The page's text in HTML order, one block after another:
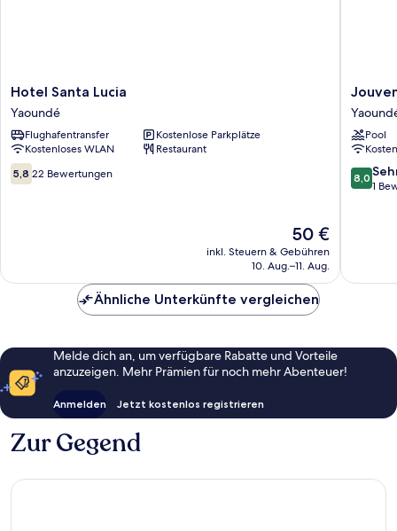
Hotel
Santa
Lucia
Yaoundé
Hotel Santa Lucia
Yaoundé
Flughafentransfer
Kostenlose Parkplätze
Kostenloses WLAN
Restaurant
5.8
von
5,8 22 Bewertungen
Der
Preis
beträgt
50 €
inkl. Steuern & Gebühren
10. Aug.–11. Aug.
Hôtel
Pool
8.0
von
8,0
1
Ähnliche Unterkünfte vergleichen
Melde dich an, um verfügbare Rabatte und Vorteile
anzuzeigen. Mehr Prämien für noch mehr Abenteuer!
Anmelden Jetzt kostenlos registrieren
Zur Gegend